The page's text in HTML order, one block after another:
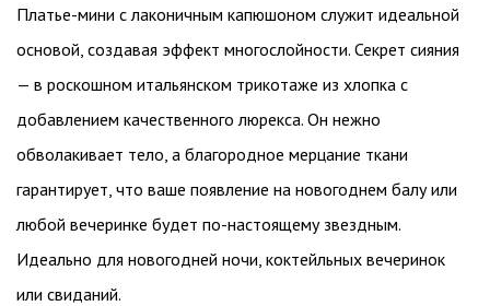
Платье-мини с лаконичным капюшоном служит идеальной
основой, создавая эффект многослойности. Секрет сияния
— в роскошном итальянском трикотаже из хлопка с
добавлением качественного люрекса. Он нежно
обволакивает тело, а благородное мерцание ткани
гарантирует, что ваше появление на новогоднем балу или
любой вечеринке будет по-настоящему звездным.
Идеально для новогодней ночи, коктейльных вечеринок
или свиданий.